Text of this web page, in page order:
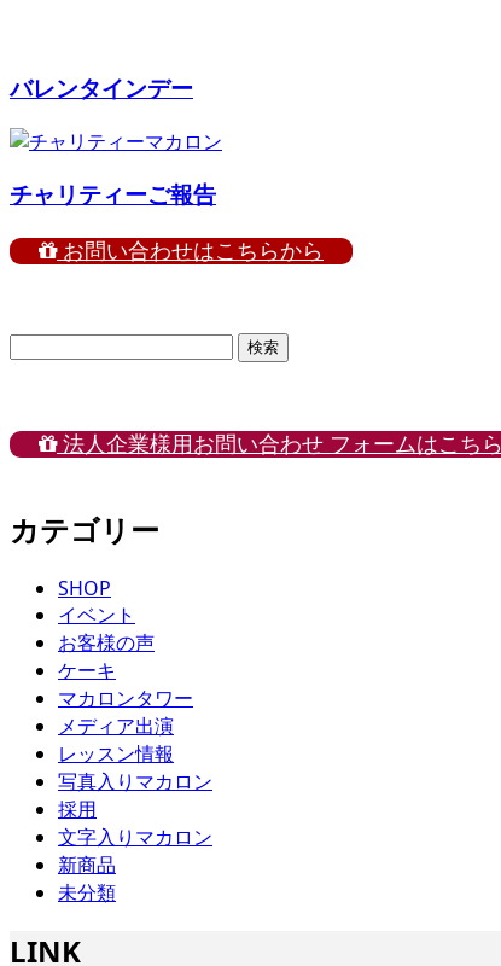
バレンタインデー
チャリティーご報告
お問い合わせはこちらから
検
法人企業様用お問い合わせ フォームはこちら
カテゴリー
SHOP
イベント
お客様の声
ケーキ
マカロンタワー
メディア出演
レッスン情報
写真入りマカロン
採用
文字入りマカロン
新商品
未分類
LINK